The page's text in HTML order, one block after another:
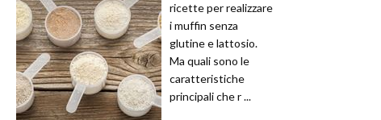
ricette per realizzare
i muffin senza
glutine e lattosio.
Ma quali sono le
caratteristiche
principali che r ...